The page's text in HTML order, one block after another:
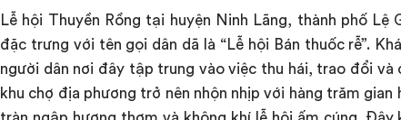
Lễ hội Thuyền Rồng tại huyện Ninh Lãng, thành phố
đặc trưng với tên gọi dân dã là “Lễ hội Bán thuốc rễ”.
người dân nơi đây tập trung vào việc thu hái, trao đổi và
khu chợ địa phương trở nên nhộn nhịp với hàng trăm